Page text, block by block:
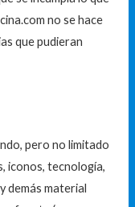
no se hace
que pudieran
pero no limitado
iconos, tecnología,
demás material